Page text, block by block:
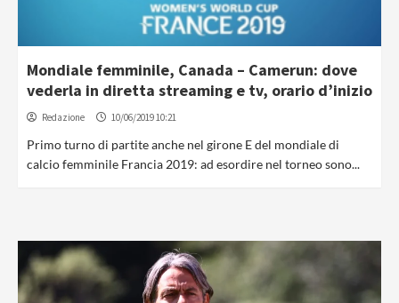
Mondiale femminile, Canada – Camerun: dove
vederla in diretta streaming e tv, orario d’inizio
Redazione 10/06/2019 10:21
Primo turno di partite anche nel girone E del mondiale di
calcio femminile Francia 2019: ad esordire nel torneo sono...